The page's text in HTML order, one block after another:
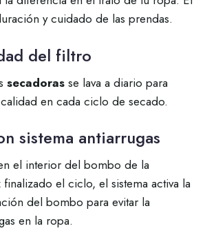
y cuidado de las prendas.
del filtro
secadoras se lava a diario para
en cada ciclo de secado.
sistema antiarrugas
el interior del bombo de la
finalizado el ciclo, el sistema activa la
del bombo para evitar la
en la ropa.